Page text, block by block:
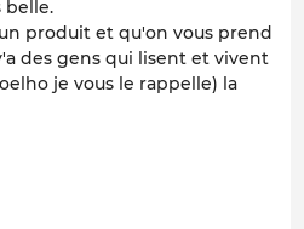
belle.
produit et qu'on vous prend
des gens qui lisent et vivent
je vous le rappelle) la